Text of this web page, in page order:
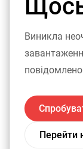
Виникла
Перейти